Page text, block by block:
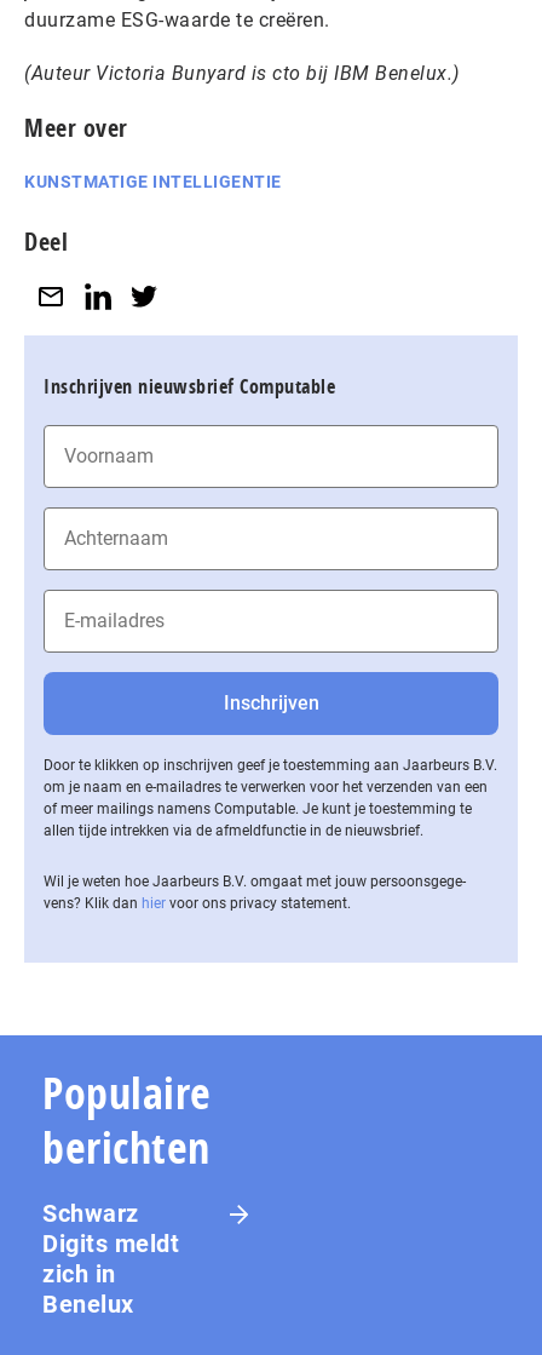
duurzame ESG-waarde te creëren.
(Auteur Victoria Bunyard is cto bij IBM Benelux.)
Meer over
KUNSTMATIGE INTELLIGENTIE
Deel
Inschrijven nieuwsbrief Computable
Door te klikken op inschrijven geef je toestemming aan Jaarbeurs B.V.
om je naam en e-mailadres te verwerken voor het verzenden van een
of meer mailings namens Computable. Je kunt je toestemming te
allen tijde intrekken via de af­meld­func­tie in de nieuwsbrief.
Wil je weten hoe Jaarbeurs B.V. omgaat met jouw per­soons­ge­ge­
vens? Klik dan hier voor ons privacy statement.
Populaire
berichten
Schwarz
Digits meldt
zich in
Benelux